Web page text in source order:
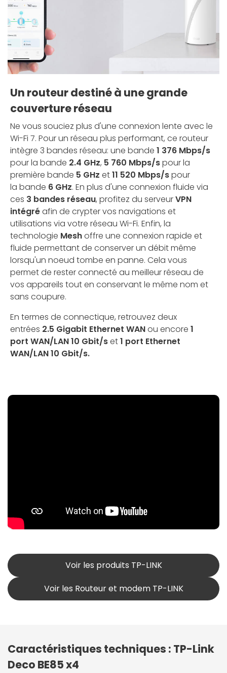
Un routeur destiné à une grande
couverture réseau
Ne vous souciez plus d'une connexion lente avec le
Wi-Fi 7. Pour un réseau plus performant, ce routeur
intègre 3 bandes réseau: une bande 1 376 Mbps/s
pour la bande 2.4 GHz, 5 760 Mbps/spour la
première bande 5 GHz et11 520 Mbps/spour
la bande 6 GHz. En plus d'une connexion fluide via
ces 3 bandes réseau, profitez du serveurVPN
intégréafin de crypter vos navigations et
utilisations via votre réseau Wi-Fi. Enfin, la
technologie Meshoffre une connexion rapide et
fluide permettant de conserver un débit même
lorsqu'un noeud tombe en panne. Cela vous
permet de rester connecté au meilleur réseau de
vos appareils tout en conservant le même nom et
sans coupure.
En termes de connectique, retrouvez deux
entrées 2.5 Gigabit Ethernet WANou encore 1
port WAN/LAN 10 Gbit/set1 port Ethernet
WAN/LAN 10 Gbit/s.
Voir les produits TP-LINK
Voir les Routeur et modem TP-LINK
Caractéristiques techniques : TP-Link
Deco BE85 x4